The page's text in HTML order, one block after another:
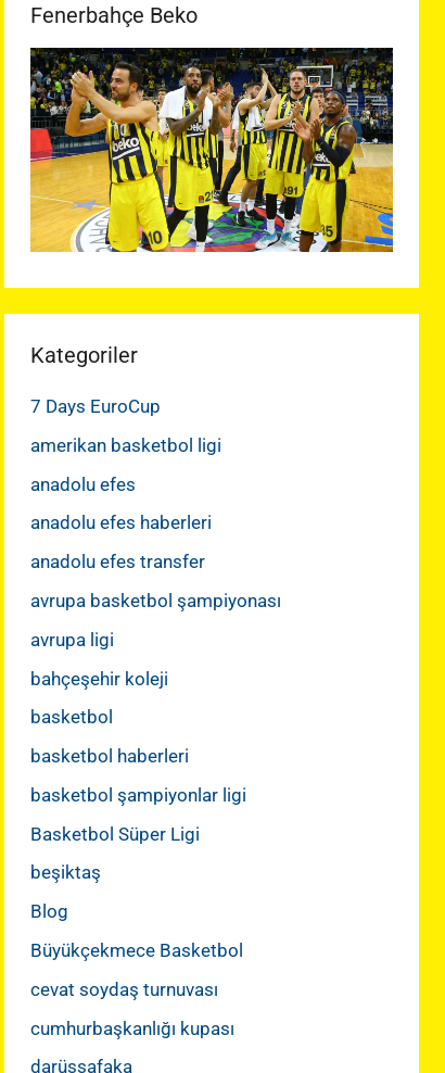
Fenerbahçe Beko
Kategoriler
7 Days EuroCup
amerikan basketbol ligi
anadolu efes
anadolu efes haberleri
anadolu efes transfer
avrupa basketbol şampiyonası
avrupa ligi
bahçeşehir koleji
basketbol
basketbol haberleri
basketbol şampiyonlar ligi
Basketbol Süper Ligi
beşiktaş
Blog
Büyükçekmece Basketbol
cevat soydaş turnuvası
cumhurbaşkanlığı kupası
darüşşafaka